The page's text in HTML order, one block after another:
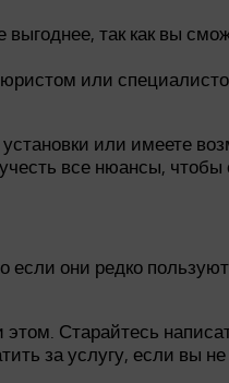
так как вы
юристом или
или имеете
все нюансы,
они редко
Старайтесь
за услугу, если вы не